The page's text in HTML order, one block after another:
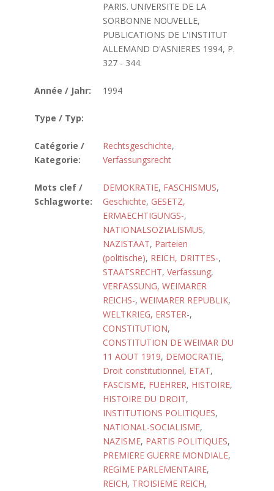
PARIS. UNIVERSITE DE LA
SORBONNE NOUVELLE,
PUBLICATIONS DE L'INSTITUT
ALLEMAND D'ASNIERES 1994, P.
327 - 344.
Année / Jahr: 1994
Type / Typ:
Catégorie /
Kategorie:
Rechtsgeschichte,
Verfassungsrecht
Mots clef /
Schlagworte:
DEMOKRATIE, FASCHISMUS,
Geschichte, GESETZ,
ERMAECHTIGUNGS-,
NATIONALSOZIALISMUS,
NAZISTAAT, Parteien
(politische), REICH, DRITTES-,
STAATSRECHT, Verfassung,
VERFASSUNG, WEIMARER
REICHS-, WEIMARER REPUBLIK,
WELTKRIEG, ERSTER-,
CONSTITUTION,
CONSTITUTION DE WEIMAR DU
11 AOUT 1919, DEMOCRATIE,
Droit constitutionnel, ETAT,
FASCISME, FUEHRER, HISTOIRE,
HISTOIRE DU DROIT,
INSTITUTIONS POLITIQUES,
NATIONAL-SOCIALISME,
NAZISME, PARTIS POLITIQUES,
PREMIERE GUERRE MONDIALE,
REGIME PARLEMENTAIRE,
REICH, TROISIEME REICH,